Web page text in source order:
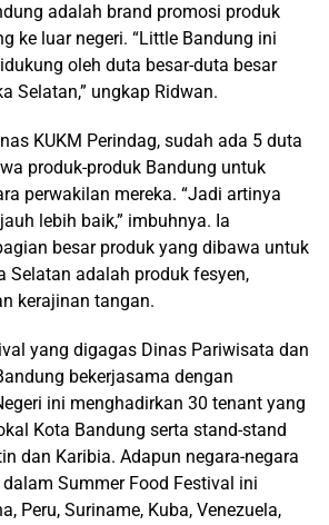
adalah brand promosi produk
ke luar negeri. “Little Bandung ini
oleh duta besar-duta besar
Selatan,” ungkap Ridwan.
KUKM Perindag, sudah ada 5 duta
produk-produk Bandung untuk
perwakilan mereka. “Jadi artinya
lebih baik,” imbuhnya. Ia
besar produk yang dibawa untuk
Selatan adalah produk fesyen,
kerajinan tangan.
yang digagas Dinas Pariwisata dan
bekerjasama dengan
ini menghadirkan 30 tenant yang
Kota Bandung serta stand-stand
dan Karibia. Adapun negara-negara
Summer Food Festival ini
Peru, Suriname, Kuba, Venezuela,